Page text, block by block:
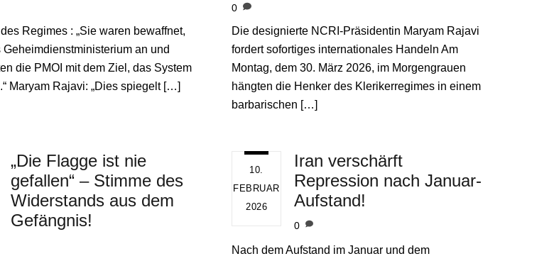
Regimes : „Sie waren bewaffnet,
Geheimdienstministerium an und
die PMOI mit dem Ziel, das System
Maryam Rajavi: „Dies spiegelt […]
0
Die designierte NCRI-Präsidentin Maryam Rajavi
fordert sofortiges internationales Handeln Am
Montag, dem 30. März 2026, im Morgengrauen
hängten die Henker des Klerikerregimes in einem
barbarischen […]
„Die Flagge ist nie
gefallen“ – Stimme des
Widerstands aus dem
Gefängnis!
10.
FEBRUAR
2026
Iran verschärft
Repression nach Januar-
Aufstand!
0
Nach dem Aufstand im Januar und dem